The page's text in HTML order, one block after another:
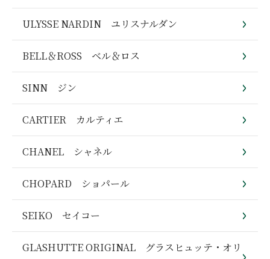
ULYSSE NARDIN ユリスナルダン
BELL＆ROSS ベル＆ロス
SINN ジン
CARTIER カルティエ
CHANEL シャネル
CHOPARD ショパール
SEIKO セイコー
GLASHUTTE ORIGINAL グラスヒュッテ・オリ